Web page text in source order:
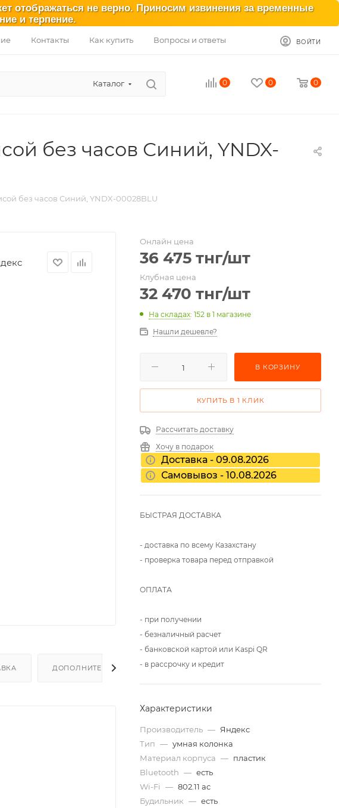
отображаться не верно. Приносим извинения за временные
и терпение.
Контакты Как купить Вопросы и ответы ВОЙТИ
Каталог 0 0 0
без часов Синий, YNDX-
без часов Синий, YNDX-00028BLU
ДОПОЛНИТЕЛЬНО
Онлайн цена
36 475 тнг/шт
Клубная цена
32 470 тнг/шт
На складах: 152 в 1 магазине
Нашли дешевле?
В КОРЗИНУ
КУПИТЬ В 1 КЛИК
Рассчитать доставку
Хочу в подарок
Доставка - 09.08.2026
Самовывоз - 10.08.2026
БЫСТРАЯ ДОСТАВКА
- доставка по всему Казахстану
- проверка товара перед отправкой
ОПЛАТА
- при получении
- безналичный расчет
- банковской картой или Kaspi QR
- в рассрочку и кредит
Характеристики
Производитель — Яндекс
Тип — умная колонка
Материал корпуса — пластик
Bluetooth — есть
Wi-Fi
— 802.11 ac
Будильник — есть